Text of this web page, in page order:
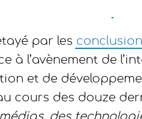
par les
à l’avènement de
et de
cours des douze
des